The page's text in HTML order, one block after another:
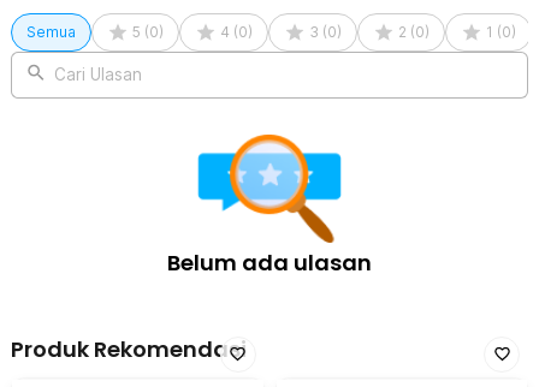
Semua 5 (0) 4 (0) 3 (0) 2 (0) 1 (0)
Cari Ulasan
Belum ada ulasan
Produk Rekomendasi